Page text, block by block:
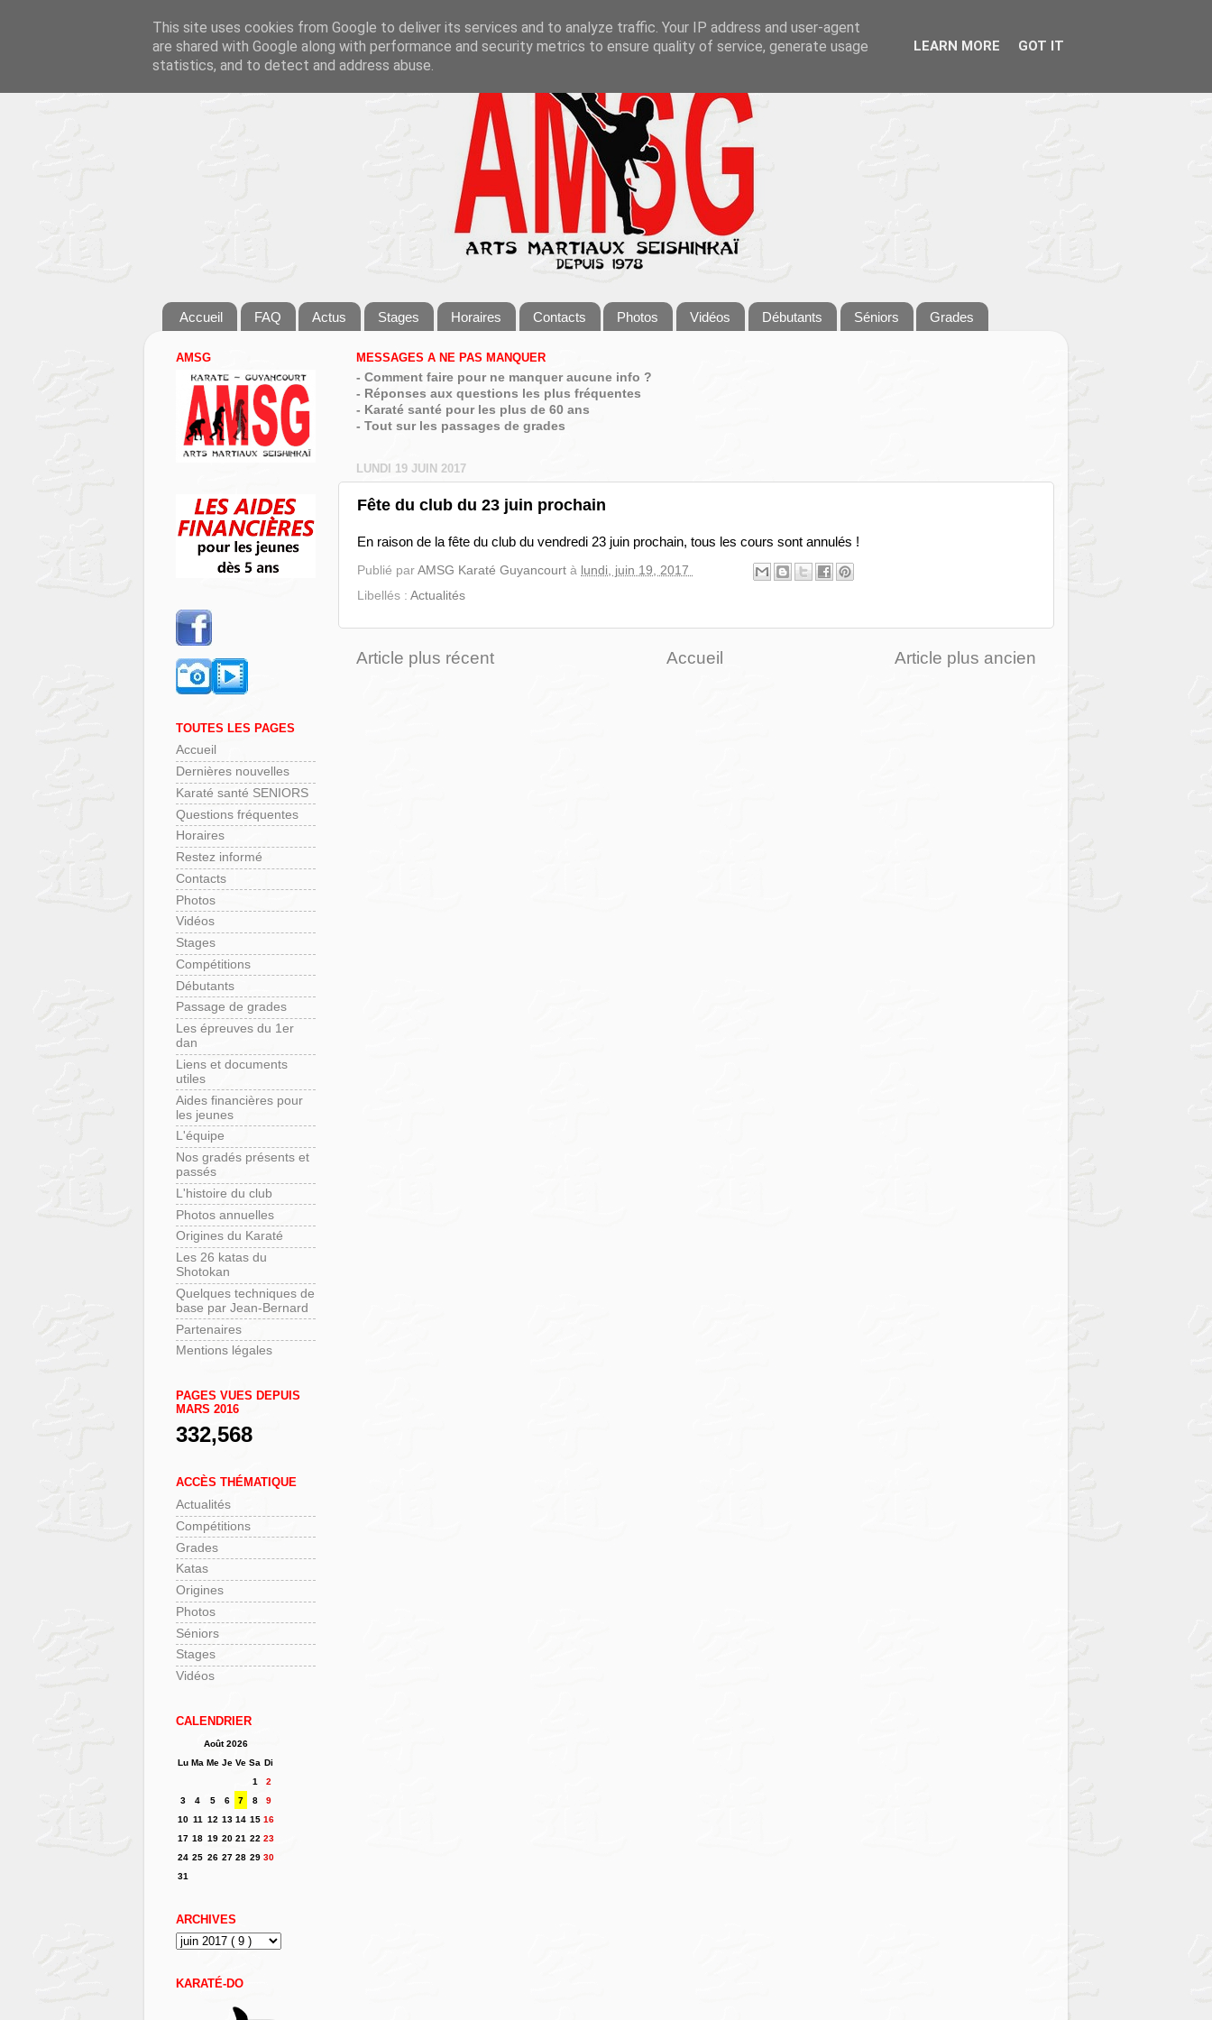
Accueil FAQ Actus Stages Horaires Contacts Photos Vidéos Débutants Séniors Grades
MESSAGES A NE PAS MANQUER
- Comment faire pour ne manquer aucune info ?
- Réponses aux questions les plus fréquentes
- Karaté santé pour les plus de 60 ans
- Tout sur les passages de grades
LUNDI 19 JUIN 2017
Fête du club du 23 juin prochain
En raison de la fête du club du vendredi 23 juin prochain, tous les cours sont annulés !
Publié par AMSG Karaté Guyancourt à lundi, juin 19, 2017
Libellés : Actualités
Article plus récent Article plus ancien
Accueil
AMSG
TOUTES LES PAGES
Accueil
Dernières nouvelles
Karaté santé SENIORS
Questions fréquentes
Horaires
Restez informé
Contacts
Photos
Vidéos
Stages
Compétitions
Débutants
Passage de grades
Les épreuves du 1er
dan
Liens et documents
utiles
Aides financières pour
les jeunes
L'équipe
Nos gradés présents et
passés
L'histoire du club
Photos annuelles
Origines du Karaté
Les 26 katas du
Shotokan
Quelques techniques de
base par Jean-Bernard
Partenaires
Mentions légales
PAGES VUES DEPUIS
MARS 2016
332,568
ACCÈS THÉMATIQUE
Actualités
Compétitions
Grades
Katas
Origines
Photos
Séniors
Stages
Vidéos
CALENDRIER
Août 2026
Lu Ma Me Je Ve Sa Di
1
2
3
4 5 6 7 8
9
10 11 12 13 14 15 16
17 18 19 20 21 22 23
24 25 26 27 28 29 30
31
ARCHIVES
KARATÉ-DO
This site uses cookies from Google to deliver its services and to analyze traffic. Your IP address and user-agent
are shared with Google along with performance and security metrics to ensure quality of service, generate usage
statistics, and to detect and address abuse.
LEARN MORE GOT IT